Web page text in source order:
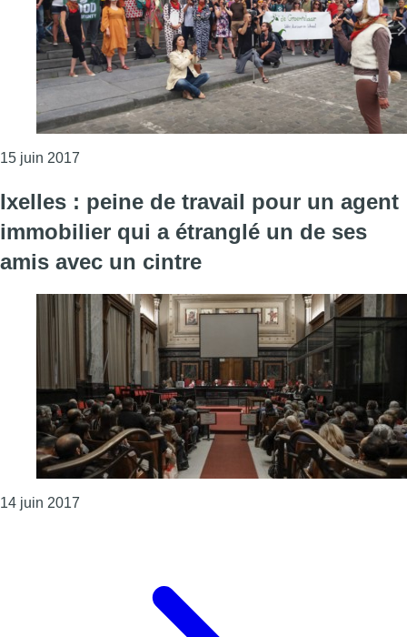
15 juin 2017
Ixelles : peine de travail pour un agent
immobilier qui a étranglé un de ses
amis avec un cintre
14 juin 2017